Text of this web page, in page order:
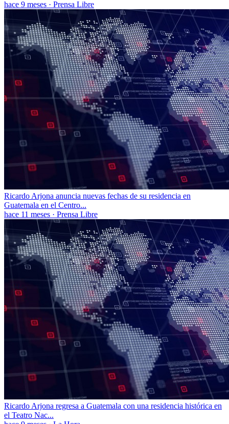
hace 9 meses · Prensa Libre
Ricardo Arjona anuncia nuevas fechas de su residencia en
Guatemala en el Centro...
hace 11 meses · Prensa Libre
Ricardo Arjona regresa a Guatemala con una residencia histórica en
el Teatro Nac...